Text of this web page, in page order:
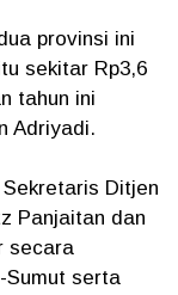
provinsi ini
sekitar Rp3,6
tahun ini
Adriyadi.
Ditjen
Panjaitan dan
secara
Sumut serta